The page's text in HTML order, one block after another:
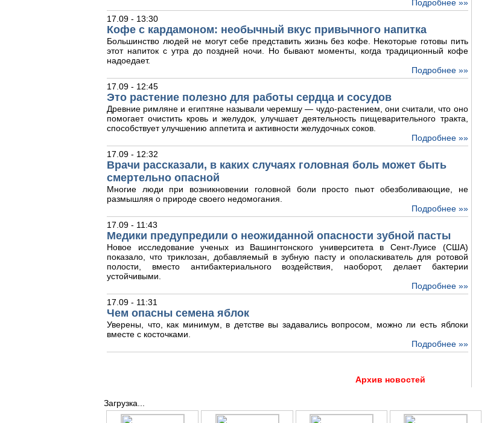
Подробнее »»
17.09 - 13:30
Кофе с кардамоном: необычный вкус привычного напитка
Большинство людей не могут себе представить жизнь без кофе. Некоторые готовы пить
этот напиток с утра до поздней ночи. Но бывают моменты, когда традиционный кофе
надоедает.
Подробнее »»
17.09 - 12:45
Это растение полезно для работы сердца и сосудов
Древние римляне и египтяне называли черемшу — чудо-растением, они считали, что оно
помогает очистить кровь и желудок, улучшает деятельность пищеварительного тракта,
способствует улучшению аппетита и активности желудочных соков.
Подробнее »»
17.09 - 12:32
Врачи рассказали, в каких случаях головная боль может быть
смертельно опасной
Многие люди при возникновении головной боли просто пьют обезболивающие, не
размышляя о природе своего недомогания.
Подробнее »»
17.09 - 11:43
Медики предупредили о неожиданной опасности зубной пасты
Новое исследование ученых из Вашингтонского университета в Сент-Луисе (США)
показало, что триклозан, добавляемый в зубную пасту и ополаскиватель для ротовой
полости, вместо антибактериального воздействия, наоборот, делает бактерии
устойчивыми.
Подробнее »»
17.09 - 11:31
Чем опасны семена яблок
Уверены, что, как минимум, в детстве вы задавались вопросом, можно ли есть яблоки
вместе с косточками.
Подробнее »»
Архив новостей
Загрузка...